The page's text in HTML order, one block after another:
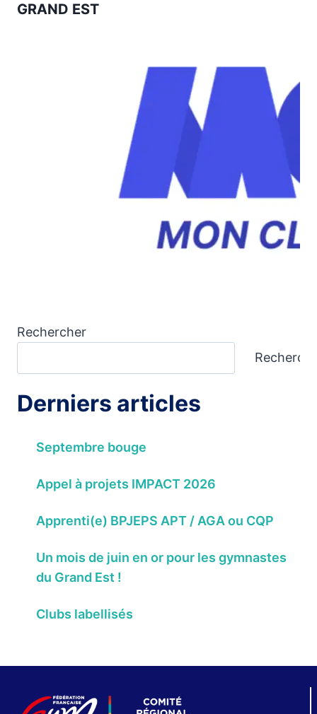
GRAND EST
Rechercher
Derniers articles
Septembre bouge
Appel à projets IMPACT 2026
Apprenti(e) BPJEPS APT / AGA ou CQP
Un mois de juin en or pour les gymnastes
du Grand Est !
Clubs labellisés